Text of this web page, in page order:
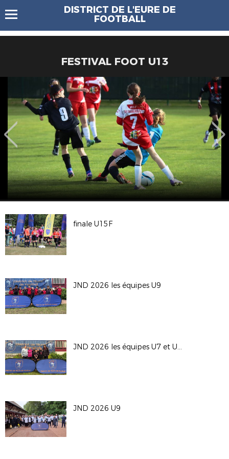
DISTRICT DE L'EURE DE
FOOTBALL
FESTIVAL FOOT U13
finale U15F
JND 2026 les équipes U9
JND 2026 les équipes U7 et U9F
JND 2026 U9